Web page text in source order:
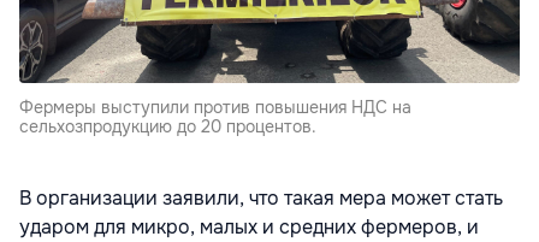
Фермеры выступили против повышения НДС на
сельхозпродукцию до 20 процентов.
В организации заявили, что такая мера может стать
ударом для микро, малых и средних фермеров, и